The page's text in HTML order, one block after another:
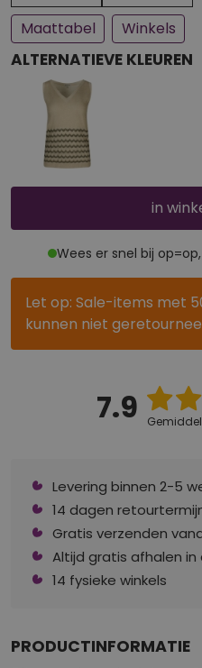
Maattabel
Winkels
ALTERNATIEVE KLEUREN
in
Wees er snel bij
Let op: Sale-items met
kunnen niet
7.9
Levering binnen 2-5
14 dagen
Gratis verzenden
Altijd gratis afhalen in
14 fysieke winkels
PRODUCTINFORMATIE